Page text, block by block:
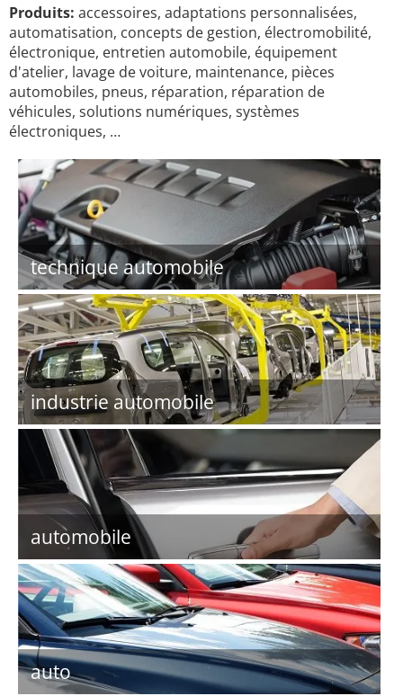
Produits: accessoires, adaptations personnalisées,
automatisation, concepts de gestion, électromobilité,
électronique, entretien automobile, équipement
d'atelier, lavage de voiture, maintenance, pièces
automobiles, pneus, réparation, réparation de
véhicules, solutions numériques, systèmes
électroniques, …
technique automobile
industrie automobile
automobile
auto